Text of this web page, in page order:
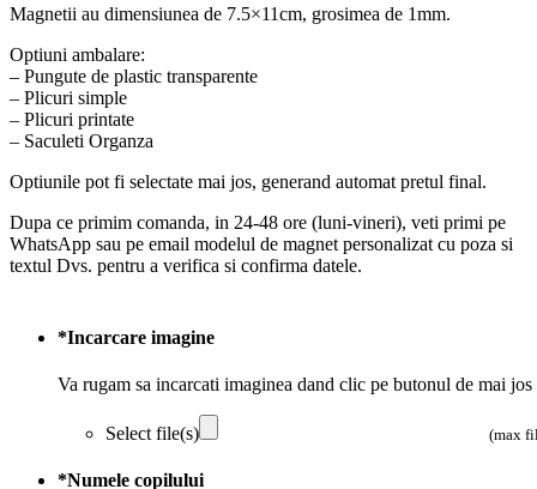
Magnetii au dimensiunea de 7.5×11cm, grosimea de 1mm.
Optiuni ambalare:
– Pungute de plastic transparente
– Plicuri simple
– Plicuri printate
– Saculeti Organza
Optiunile pot fi selectate mai jos, generand automat pretul final.
Dupa ce primim comanda, in 24-48 ore (luni-vineri), veti primi pe
WhatsApp sau pe email modelul de magnet personalizat cu poza si
textul Dvs. pentru a verifica si confirma datele.
*Incarcare imagine
Va rugam sa incarcati imaginea dand clic pe butonul de mai jos
Select file(s) (max
*Numele copilului